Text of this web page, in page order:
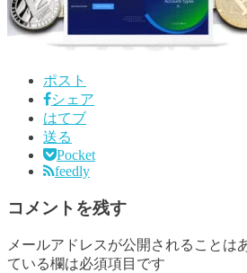
ポスト
シェア
はてブ
送る
Pocket
feedly
コメントを残す
メールアドレスが公開されることは
ている欄は必須項目です